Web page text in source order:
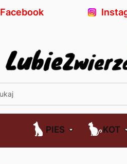
Facebook
PIES KOT